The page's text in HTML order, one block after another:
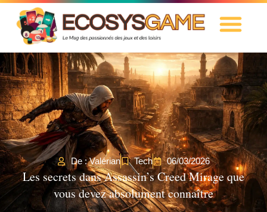
De : Valérian Tech 06/03/2026
Les secrets dans Assassin’s Creed Mirage que
vous devez absolument connaître